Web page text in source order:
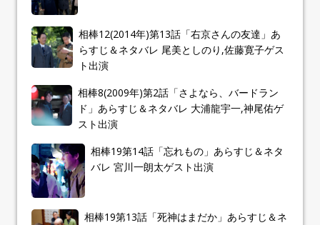
相棒12(2014年)第13話「右京さんの友達」あ
らすじ＆ネタバレ 尾美としのり,佐藤寛子ゲス
ト出演
相棒8(2009年)第2話「さよなら、バードラン
ド」あらすじ＆ネタバレ 大浦龍宇一,神尾佑ゲ
スト出演
相棒19第14話「忘れもの」あらすじ＆ネタ
バレ 宮川一朗太ゲスト出演
相棒19第13話「死神はまだか」あらすじ＆ネ